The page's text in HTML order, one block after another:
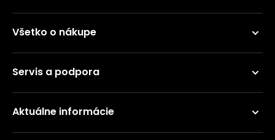
Všetko o nákupe
Servis a podpora
Aktuálne informácie